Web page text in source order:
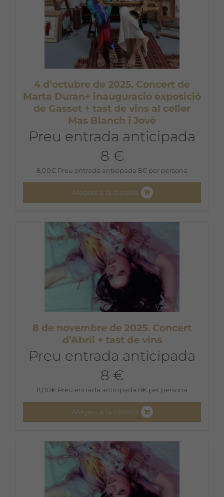
4 d’octubre de 2025. Concert de
Marta Duran+ inauguració exposició
de Gasset + tast de vins al celler
Mas Blanch i Jové
Preu entrada anticipada
8 €
8,00€ Preu entrada anticipada 8€ per persona
Afegeix a la cistella
8 de novembre de 2025. Concert
d’Abril + tast de vins
Preu entrada anticipada
8 €
8,00€ Preu entrada anticipada 8€ per persona
Afegeix a la cistella